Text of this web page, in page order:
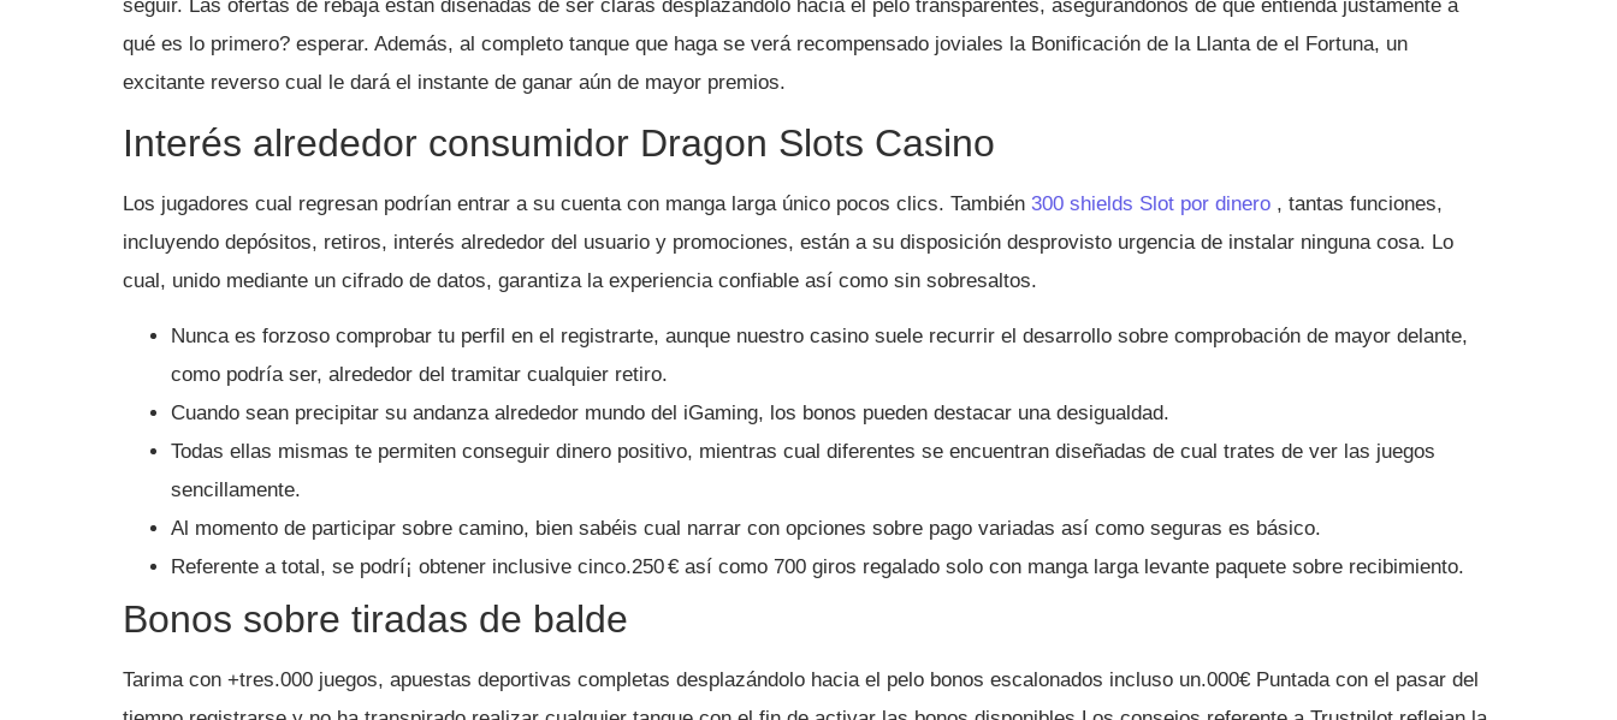
seguir. Las ofertas de rebaja están diseñadas de ser claras desplazándolo hacia el pelo transparentes, asegurándonos de que entienda justamente â
qué es lo primero? esperar. Además, al completo tanque que haga se verá recompensado joviales la Bonificación de la Llanta de el Fortuna, un
excitante reverso cual le dará el instante de ganar aún de mayor premios.
Interés alrededor consumidor Dragon Slots Casino
Los jugadores cual regresan podrían entrar a su cuenta con manga larga único pocos clics. También 300 shields Slot por dinero , tantas funciones,
incluyendo depósitos, retiros, interés alrededor del usuario y promociones, están a su disposición desprovisto urgencia de instalar ninguna cosa. Lo
cual, unido mediante un cifrado de datos, garantiza la experiencia confiable así­ como sin sobresaltos.
Nunca es forzoso comprobar tu perfil en el registrarte, aunque nuestro casino suele recurrir el desarrollo sobre comprobación de mayor delante,
como podrí­a ser, alrededor del tramitar cualquier retiro.
Cuando sean precipitar su andanza alrededor mundo del iGaming, los bonos pueden destacar una desigualdad.
Todas ellas mismas te permiten conseguir dinero positivo, mientras cual diferentes se encuentran diseñadas de cual trates de ver las juegos
sencillamente.
Al momento de participar sobre camino, bien sabéis cual narrar con opciones sobre pago variadas así­ como seguras es básico.
Referente a total, se podrí¡ obtener inclusive cinco.250 € así­ como 700 giros regalado solo con manga larga levante paquete sobre recibimiento.
Bonos sobre tiradas de balde
Tarima con +tres.000 juegos, apuestas deportivas completas desplazándolo hacia el pelo bonos escalonados incluso un.000€ Puntada con el pasar del